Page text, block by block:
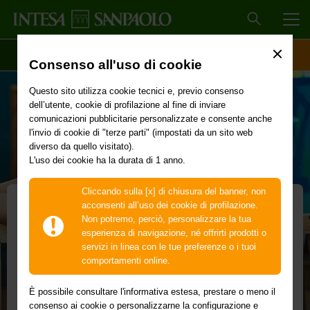
Consenso all'uso di cookie
Questo sito utilizza cookie tecnici e, previo consenso
dell’utente, cookie di profilazione al fine di inviare
comunicazioni pubblicitarie personalizzate e consente anche
l'invio di cookie di "terze parti" (impostati da un sito web
diverso da quello visitato).
L'uso dei cookie ha la durata di 1 anno.
Cliccando sulla [x] di chiusura del banner, non
acconsenti all’uso dei cookie di profilazione.
Non potremo, perciò, personalizzare la tua
esperienza di navigazione, né offrirti prodotti o
servizi in linea con le tue preferenze o i tuoi
comportamenti online.
È possibile consultare l'informativa estesa, prestare o meno il
consenso ai cookie o personalizzarne la configurazione e
XME Salvadanaio
L’arte di mettere da parte